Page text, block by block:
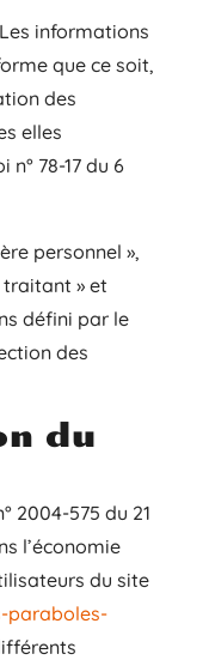
informations
que ce soit,
des
elles
78-17 du 6
personnel »,
traitant » et
défini par le
des
du
2004-575 du 21
l’économie
du site
paraboles-